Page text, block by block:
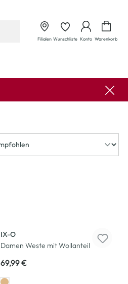
Filialen Wunschliste Konto Warenkorb
IX-O
Damen Weste mit Wollanteil
69,99 €